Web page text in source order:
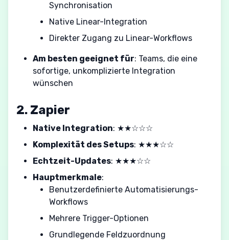
Synchronisation
Native Linear-Integration
Direkter Zugang zu Linear-Workflows
Am besten geeignet für: Teams, die eine
sofortige, unkomplizierte Integration
wünschen
2. Zapier
Native Integration: ★★☆☆☆
Komplexität des Setups: ★★★☆☆
Echtzeit-Updates: ★★★☆☆
Hauptmerkmale:
Benutzerdefinierte Automatisierungs-
Workflows
Mehrere Trigger-Optionen
Grundlegende Feldzuordnung